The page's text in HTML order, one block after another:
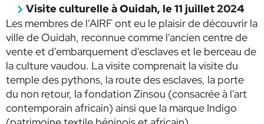
Visite culturelle à Ouidah, le 11 juillet 2024
Les membres de l'AIRF ont eu le plaisir de découvrir la
ville de Ouidah, reconnue comme l'ancien centre de
vente et d'embarquement d'esclaves et le berceau de
la culture vaudou. La visite comprenait la visite du
temple des pythons, la route des esclaves, la porte
du non retour, la fondation Zinsou (consacrée à l'art
contemporain africain) ainsi que la marque Indigo